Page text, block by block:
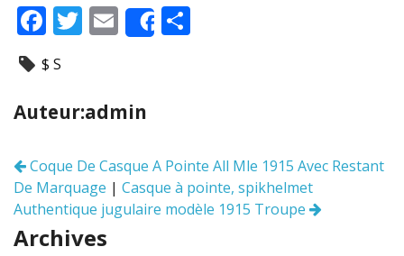
F
ac
e
b
o
k
T
er
E
m
l
Share
$ S
Auteur:admin
Navigation
des
articles
Coque De Casque A Pointe All Mle 1915 Avec Restant
De Marquage | Casque à pointe, spikhelmet
Authentique jugulaire modèle 1915 Troupe
Archives